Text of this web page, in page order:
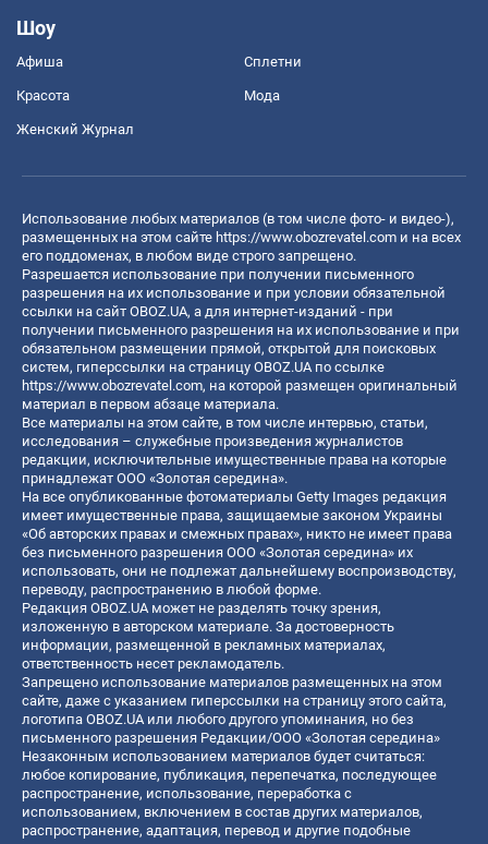
Шоу
Афиша Сплетни
Красота Мода
Женский Журнал
Использование любых материалов (в том числе фото- и видео-),
размещенных на этом сайте https://www.obozrevatel.com и на всех
его поддоменах, в любом виде строго запрещено.
Разрешается использование при получении письменного
разрешения на их использование и при условии обязательной
ссылки на сайт OBOZ.UA, а для интернет-изданий - при
получении письменного разрешения на их использование и при
обязательном размещении прямой, открытой для поисковых
систем, гиперссылки на страницу OBOZ.UA по ссылке
https://www.obozrevatel.com, на которой размещен оригинальный
материал в первом абзаце материала.
Все материалы на этом сайте, в том числе интервью, статьи,
исследования – служебные произведения журналистов
редакции, исключительные имущественные права на которые
принадлежат ООО «Золотая середина».
На все опубликованные фотоматериалы Getty Images редакция
имеет имущественные права, защищаемые законом Украины
«Об авторских правах и смежных правах», никто не имеет права
без письменного разрешения ООО «Золотая середина» их
использовать, они не подлежат дальнейшему воспроизводству,
переводу, распространению в любой форме.
Редакция OBOZ.UA может не разделять точку зрения,
изложенную в авторском материале. За достоверность
информации, размещенной в рекламных материалах,
ответственность несет рекламодатель.
Запрещено использование материалов размещенных на этом
сайте, даже с указанием гиперссылки на страницу этого сайта,
логотипа OBOZ.UA или любого другого упоминания, но без
письменного разрешения Редакции/ООО «Золотая середина»
Незаконным использованием материалов будет считаться:
любое копирование, публикация, перепечатка, последующее
распространение, использование, переработка с
использованием, включением в состав других материалов,
распространение, адаптация, перевод и другие подобные